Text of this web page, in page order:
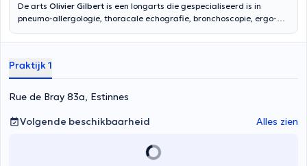
De arts Olivier Gilbert is een longarts die gespecialiseerd is in
pneumo-allergologie, thoracale echografie, bronchoscopie, ergo-
systemische pathologieën. Bel 064/775238 om een ​​afspraak met
Praktijk 1
Rue de Bray 83a, Estinnes
Volgende beschikbaarheid
Alles zien